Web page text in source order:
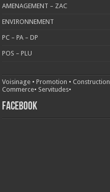
AMENAGEMENT – ZAC
ENVIRONNEMENT
PC – PA – DP
POS – PLU
Voisinage •Promotion •Construction
Commerce• Servitudes•
FACEBOOK